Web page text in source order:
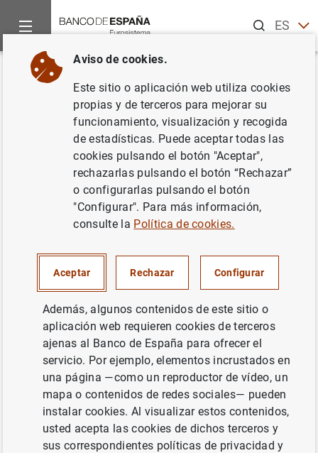
ESEN
Inicio Publicaciones
Volver
Monetary policy when
households have debt: new
evidence on the transmission
mechanism
Serie: Documentos de Trabajo. 1813.
Autor: James Cloyne ,Clodomiro Francisco
Ferreira Mayorgay Paolo Surico
FINANZAS DE LOS HOGARES
CENTRAL DE BALANCES
POLÍTICA MONETARIA
Aviso de cookies.
Este sitio o aplicación web utiliza cookies
propias y de terceros para mejorar su
funcionamiento, visualización y recogida
de estadísticas. Puede aceptar todas las
cookies pulsando el botón "Aceptar",
rechazarlas pulsando el botón “Rechazar”
o configurarlas pulsando el botón
"Configurar". Para más información,
consulte la Política de cookies.
Aceptar Rechazar Configurar
Además, algunos contenidos de este sitio o
aplicación web requieren cookies de terceros
ajenas al Banco de España para ofrecer el
servicio. Por ejemplo, elementos incrustados en
una página —como un reproductor de vídeo, un
mapa o contenidos de redes sociales— pueden
instalar cookies. Al visualizar estos contenidos,
usted acepta las cookies de dichos terceros y
sus correspondientes políticas de privacidad y